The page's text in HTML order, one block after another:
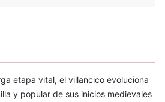
etapa vital, el villancico evoluciona
y popular de sus inicios medievales